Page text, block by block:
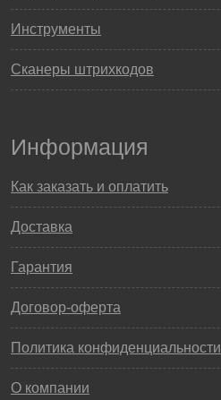
Инструменты
Сканеры штрихкодов
Информация
Как заказать и оплатить
Доставка
Гарантия
Договор-оферта
Политика конфиденциальности
О компании